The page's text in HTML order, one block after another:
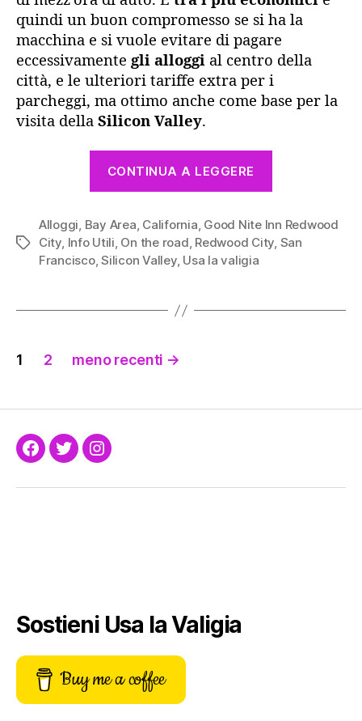
quindi un buon compromesso se si ha la
macchina e si vuole evitare di pagare
eccessivamente gli alloggi al centro della
città, e le ulteriori tariffe extra per i
parcheggi, ma ottimo anche come base per la
visita della Silicon Valley.
CONTINUA A LEGGERE
Redwood
City”
Tag
Alloggi, Bay Area, California, Good Nite Inn Redwood
City, Info Utili, On the road, Redwood City, San
Francisco,Silicon Valley, Usa la valigia
Paginazione
articoli
1 2 meno recenti →
Facebook
TwitterInstagram
Sostieni Usa la Valigia
Buy me a coffee